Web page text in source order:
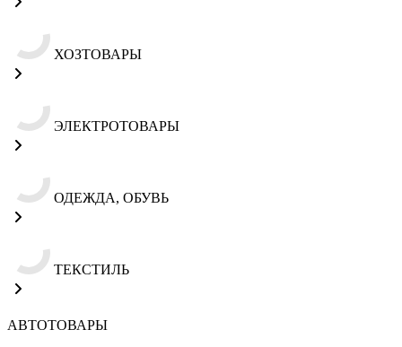
ХОЗТОВАРЫ
ЭЛЕКТРОТОВАРЫ
ОДЕЖДА, ОБУВЬ
ТЕКСТИЛЬ
АВТОТОВАРЫ